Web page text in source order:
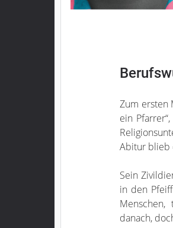
Zum ersten
ein
Abitur blieb
Sein
in den
danach,